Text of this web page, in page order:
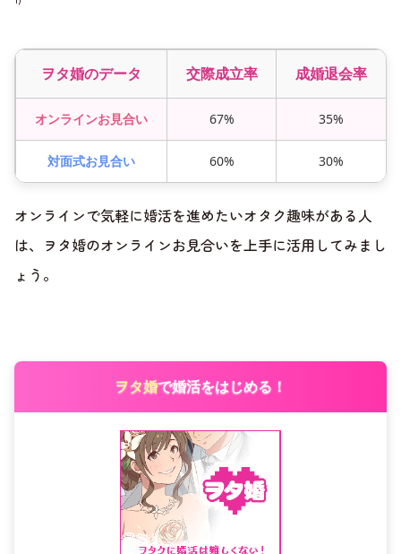
ヲタ婚のデータ 交際成立率 成婚退会率
オンラインお見合い 67% 35%
対面式お見合い 60% 30%
オンラインで気軽に婚活を進めたいオタク趣味がある人
は、ヲタ婚のオンラインお見合いを上手に活用してみまし
ょう。
ヲタ婚で婚活をはじめる！